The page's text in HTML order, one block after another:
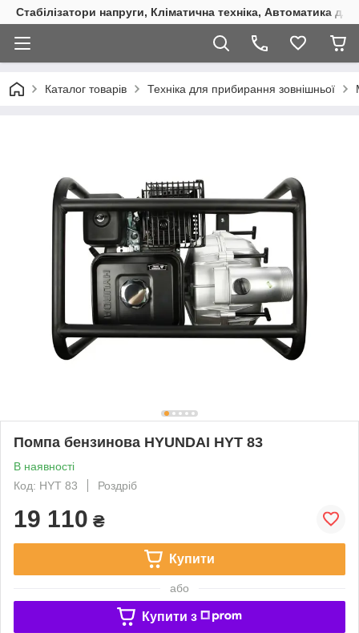
Стабілізатори напруги, Кліматична техніка, Автоматика
Каталог товарів Техніка для прибирання зовнішньої
Помпа бензинова HYUNDAI HYT 83
В наявності
Код: HYT 83
Роздріб
19 110 ₴
Купити
або
Купити з